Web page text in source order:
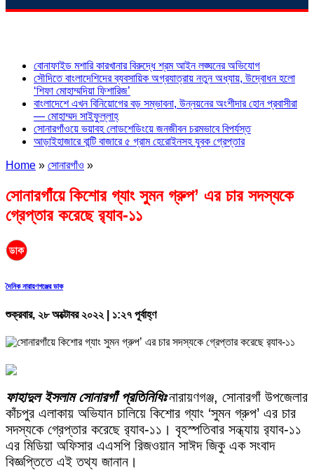
বোনাফাইড মশারি কারখানার বিরুদ্ধে শ্রম আইন লঙ্ঘনের অভিযোগ
সৌদিতে বাংলাদেশিদের ব্যবসায়িক অগ্রযাত্রায় নতুন অধ্যায়, উদ্বোধন হলো
‘শিফা মোহাম্মদিয়া ফিশারিজ’
বাংলাদেশে এখন বিনিয়োগের বড় সম্ভাবনা, উন্নয়নের অংশীদার হোন প্রবাসীরা
— মোহাম্মদ সাইফুল্লাহ্
সোনারগাঁওয়ে ভয়াবহ লোডশেডিংয়ে জনজীবন চরমভাবে বিপর্যস্ত
আড়াইহাজারে বান্টি বাজারে ৫ গ্রাম হেরোইনসহ যুবক গ্রেপ্তার
Home » সোনারগাঁও »
সোনারগাঁয়ে কিশোর গ্যাং সুমন গ্রুপ’ এর চার সদস্যকে
গ্রেপ্তার করেছে র‍্যাব-১১
দৈনিক নারায়ণগঞ্জের ডাক
শুক্রবার, ২৮ অক্টোবর ২০২২ | ১:২৭ পূর্বাহ্ণ
ফাহাদুল ইসলাম সোনারগাঁ প্রতিনিধিঃনারায়ণগঞ্জ, সোনারগাঁ উপজেলার
কাঁচপুর এলাকায় অভিযান চালিয়ে কিশোর গ্যাং ‘সুমন গ্রুপ’ এর চার
সদস্যকে গ্রেপ্তার করেছে র‍্যাব-১১। বৃহস্পতিবার সন্ধ্যায় র‍্যাব-১১
এর মিডিয়া অফিসার এএসপি রিজওয়ান সাঈদ জিকু এক সংবাদ
বিজ্ঞপ্তিতে এই তথ্য জানান।